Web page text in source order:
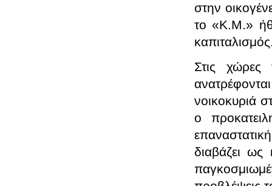
στην
το «Κ.Μ.»
Στις
νοικοκυριά
ο
διαβάζει